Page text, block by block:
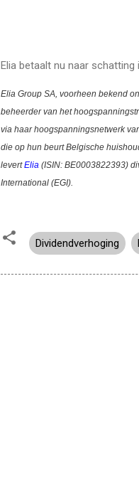
Elia betaalt nu naar schatting
Elia Group SA, voorheen bekend
beheerder van het
via haar hoogspanningsnetwerk
die op hun beurt Belgische
levertElia (ISIN: BE0003822393)
International (EGI).
Dividendverhoging